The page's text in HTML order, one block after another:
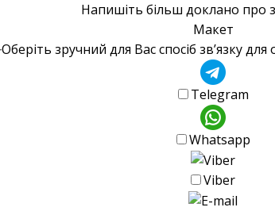
Напишіть більш доклано про
Макет
Оберіть зручний для Вас спосіб зв’язку
Telegram
Whatsapp
Viber